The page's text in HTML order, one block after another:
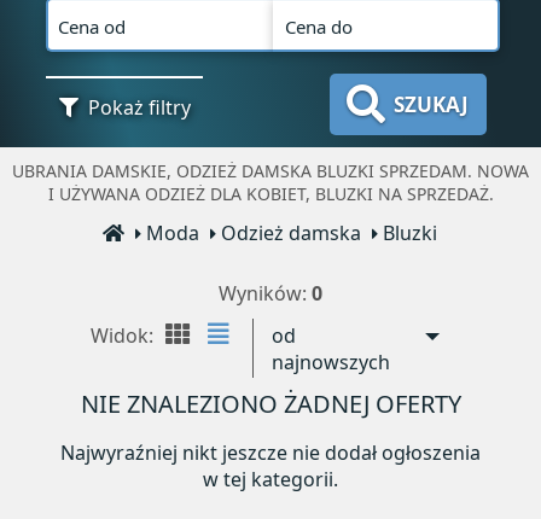
Cena od Cena do
Pokaż filtry SZUKAJ
UBRANIA DAMSKIE, ODZIEŻ DAMSKA BLUZKI SPRZEDAM. NOWA
I UŻYWANA ODZIEŻ DLA KOBIET, BLUZKI NA SPRZEDAŻ.
Moda Odzież damska Bluzki
Wyników: 0
Widok:
od
najnowszych
NIE ZNALEZIONO ŻADNEJ OFERTY
Najwyraźniej nikt jeszcze nie dodał ogłoszenia
w tej kategorii.